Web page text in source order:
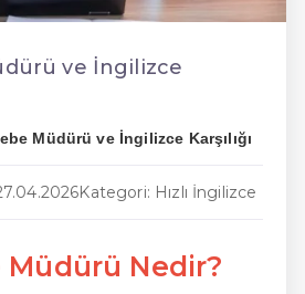
ve İngilizce
Müdürü ve İngilizce Karşılığı
Kategori: Hızlı İngilizce
Müdürü Nedir?